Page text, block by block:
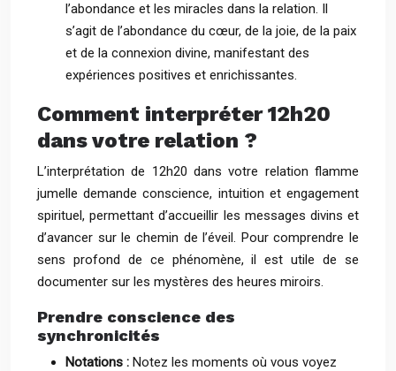
l’abondance et les miracles dans la relation. Il
s’agit de l’abondance du cœur, de la joie, de la paix
et de la connexion divine, manifestant des
expériences positives et enrichissantes.
Comment interpréter 12h20
dans votre relation ?
L’interprétation de 12h20 dans votre relation flamme
jumelle demande conscience, intuition et engagement
spirituel, permettant d’accueillir les messages divins et
d’avancer sur le chemin de l’éveil. Pour comprendre le
sens profond de ce phénomène, il est utile de se
documenter sur les mystères des heures miroirs.
Prendre conscience des
synchronicités
Notations : Notez les moments où vous voyez